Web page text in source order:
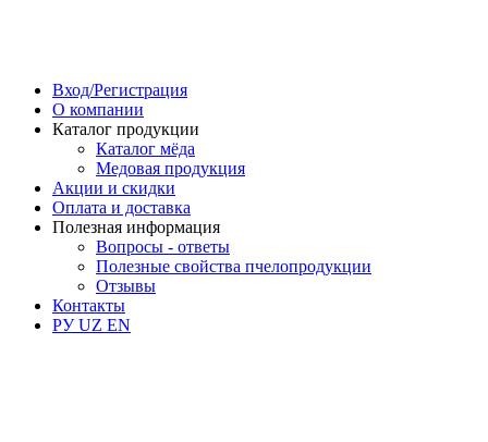
Вход/Регистрация
О компании
Каталог продукции
Каталог мёда
Медовая продукция
Акции и скидки
Оплата и доставка
Полезная информация
Вопросы - ответы
Полезные свойства пчелопродукции
Отзывы
Контакты
РУ UZ EN